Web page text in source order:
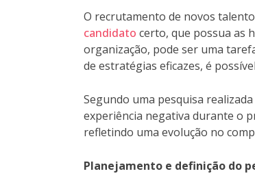
O recrutamento de novos
candidato certo, que possua as
organização, pode ser uma
de estratégias eficazes, é
Segundo uma pesquisa
experiência negativa durante o
refletindo uma evolução no
Planejamento e definição do